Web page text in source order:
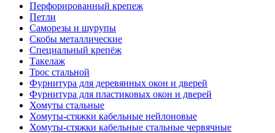
Перфорированный крепеж
Петли
Саморезы и шурупы
Скобы металлические
Специальный крепёж
Такелаж
Трос стальной
Фурнитура для деревянных окон и дверей
Фурнитура для пластиковых окон и дверей
Хомуты стальные
Хомуты-стяжки кабельные нейлоновые
Хомуты-стяжки кабельные стальные червячные